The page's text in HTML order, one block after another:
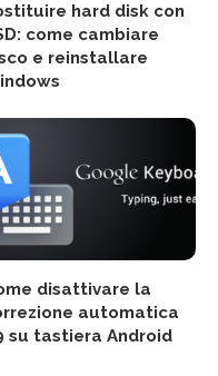
hard disk con
come cambiare
e reinstallare
disattivare la
automatica
su tastiera Android